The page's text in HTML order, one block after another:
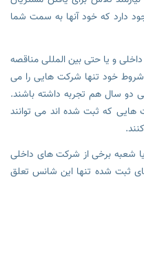
دارد که خود آنها به سمت شما
و یا حتی بین المللی مناقصه
شروط خود تنها شرکت هایی را می
دو سال هم تجربه داشته باشند.
که ثبت شده اند می توانند
یا شعبه برخی از شرکت های داخلی
ثبت شده تنها این شانس تعلق